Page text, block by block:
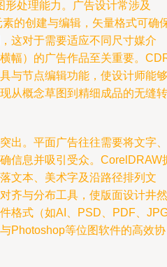
处理能力。广告设计常涉及
的创建与编辑，矢量格式可确
这对于需要适应不同尺寸媒介
幅）的广告作品至关重要。
与节点编辑功能，使设计师能够
从概念草图到精细成品的无缝转
出。平面广告往往需要将文字、
信息并吸引受众。CorelDRAW
文本、美术字及沿路径排列文
齐与分布工具，使版面设计井然
格式（如AI、PSD、PDF、
Photoshop等位图软件的高效协